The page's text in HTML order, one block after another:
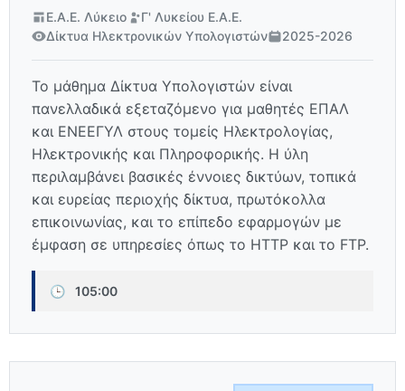
Ε.Α.Ε. Λύκειο
Γ' Λυκείου Ε.Α.Ε.
Δίκτυα Ηλεκτρονικών Υπολογιστών
2025-2026
Το μάθημα Δίκτυα Υπολογιστών είναι
πανελλαδικά εξεταζόμενο για μαθητές ΕΠΑΛ
και ΕΝΕΕΓΥΛ στους τομείς Ηλεκτρολογίας,
Ηλεκτρονικής και Πληροφορικής. Η ύλη
περιλαμβάνει βασικές έννοιες δικτύων, τοπικά
και ευρείας περιοχής δίκτυα, πρωτόκολλα
επικοινωνίας, και το επίπεδο εφαρμογών με
έμφαση σε υπηρεσίες όπως το HTTP και το FTP.
🕒 105:00